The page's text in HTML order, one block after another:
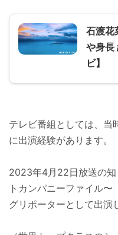
石渡花
や身長
ビ】
テレビ番組としては、当
に出演経験があります。
2023年4月22日放送の
トカンパニーファイル
グリポーターとして出演